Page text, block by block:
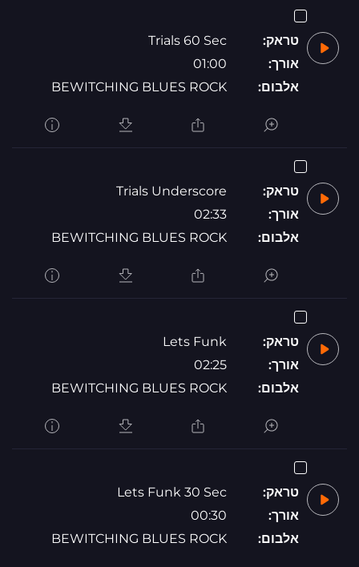
טראק:
Trials 60 Sec
אורך:
01:00
אלבום:
BEWITCHING BLUES ROCK
טראק:
Trials Underscore
אורך:
02:33
אלבום:
BEWITCHING BLUES ROCK
טראק:
Lets Funk
אורך:
02:25
אלבום:
BEWITCHING BLUES ROCK
טראק:
Lets Funk 30 Sec
אורך:
00:30
אלבום:
BEWITCHING BLUES ROCK